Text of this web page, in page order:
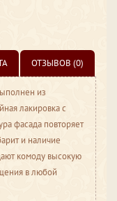
ОТЗЫВОВ (0)
из
лакировка с
фасада повторяет
и наличие
комоду высокую
в любой